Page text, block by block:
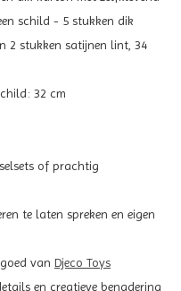
schild - 5 stukken dik
2 stukken satijnen lint, 34
32 cm
of prachtig
te laten spreken en eigen
van Djeco Toys
en creatieve benadering